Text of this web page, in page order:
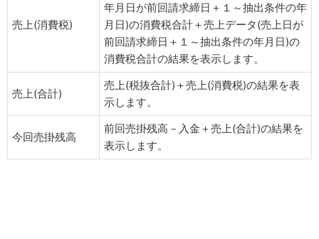
売上(消費税)
年月日が前回請求締日＋１～抽出条件の年
月日)の消費税合計＋売上データ(売上日が
前回請求締日＋１～抽出条件の年月日)の
消費税合計の結果を表示します。
売上(合計)
売上(税抜合計)＋売上(消費税)の結果を表
示します。
今回売掛残高
前回売掛残高－入金＋売上(合計)の結果を
表示します。